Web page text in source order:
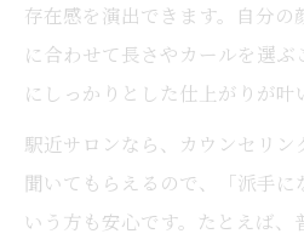
存在感を演出できます。自分の
に合わせて長さやカールを選
にしっかりとした仕上がりが叶
駅近サロンなら、カウンセリン
聞いてもらえるので、「派手に
いう方も安心です。たとえば、